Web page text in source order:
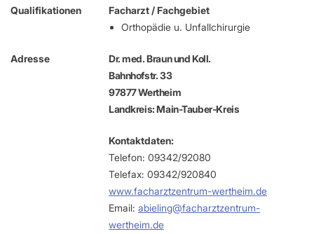
Qualifikationen
Facharzt / Fachgebiet
Orthopädie u. Unfallchirurgie
Adresse
Dr. med. Braun und Koll.
Bahnhofstr. 33
97877 Wertheim
Landkreis: Main-Tauber-Kreis
Kontaktdaten:
Telefon: 09342/92080
Telefax: 09342/920840
www.facharztzentrum-wertheim.de
Email: abieling@facharztzentrum-
wertheim.de